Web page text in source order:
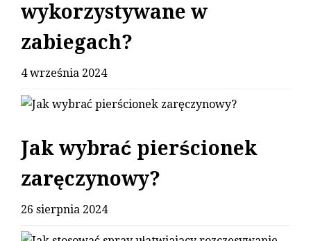
wykorzystywane w
zabiegach?
4 września 2024
Jak wybrać pierścionek
zaręczynowy?
26 sierpnia 2024